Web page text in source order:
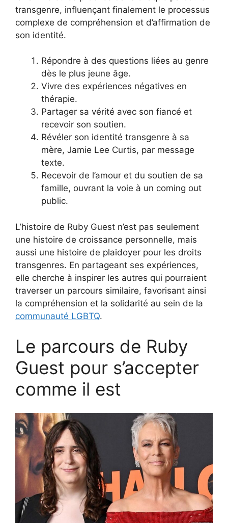
transgenre, influençant finalement le processus
complexe de compréhension et d’affirmation de
son identité.
Répondre à des questions liées au genre
dès le plus jeune âge.
Vivre des expériences négatives en
thérapie.
Partager sa vérité avec son fiancé et
recevoir son soutien.
Révéler son identité transgenre à sa
mère, Jamie Lee Curtis, par message
texte.
Recevoir de l’amour et du soutien de sa
famille, ouvrant la voie à un coming out
public.
L’histoire de Ruby Guest n’est pas seulement
une histoire de croissance personnelle, mais
aussi une histoire de plaidoyer pour les droits
transgenres. En partageant ses expériences,
elle cherche à inspirer les autres qui pourraient
traverser un parcours similaire, favorisant ainsi
la compréhension et la solidarité au sein de la
communauté LGBTQ.
Le parcours de Ruby
Guest pour s’accepter
comme il est